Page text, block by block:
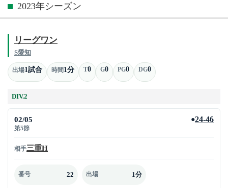
2023年シーズン
リーグワン
S愛知
出場1試合 時間1分 T0 G0 PG0 DG0
DIV.2
02/05
第5節
●24-46
相手三重H
番号 22 出場 1分